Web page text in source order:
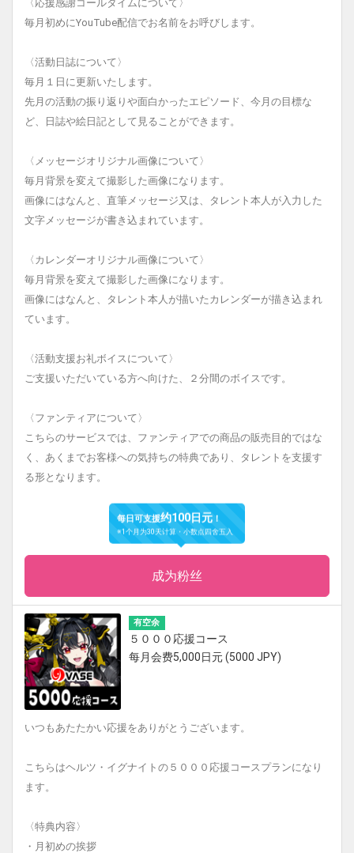
〈応援感謝コールタイムについて〉
毎月初めにYouTube配信でお名前をお呼びします。
〈活動日誌について〉
毎月１日に更新いたします。
先月の活動の振り返りや面白かったエピソード、今月の目標な
ど、日誌や絵日記として見ることができます。
〈メッセージオリジナル画像について〉
毎月背景を変えて撮影した画像になります。
画像にはなんと、直筆メッセージ又は、タレント本人が入力した
文字メッセージが書き込まれています。
〈カレンダーオリジナル画像について〉
毎月背景を変えて撮影した画像になります。
画像にはなんと、タレント本人が描いたカレンダーが描き込まれ
ています。
〈活動支援お礼ボイスについて〉
ご支援いただいている方へ向けた、２分間のボイスです。
〈ファンティアについて〉
こちらのサービスでは、ファンティアでの商品の販売目的ではな
く、あくまでお客様への気持ちの特典であり、タレントを支援す
る形となります。
每日可支援约100日元 ！
※1个月为30天计算・小数点四舍五入
成为粉丝
有空余
５０００応援コース
每月会费5,000日元 (5000 JPY)
いつもあたたかい応援をありがとうございます。
こちらはヘルツ・イグナイトの５０００応援コースプランになり
ます。
〈特典内容〉
・月初めの挨拶